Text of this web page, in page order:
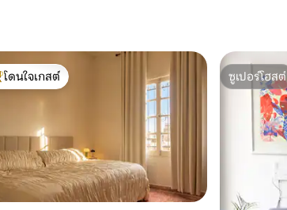
จาก 5, 9 รีวิว
นใจเกสต์ที่สุด
โดนใจเกสต์
ซูเปอร์โฮสต์
ซูเปอร์โฮสต์